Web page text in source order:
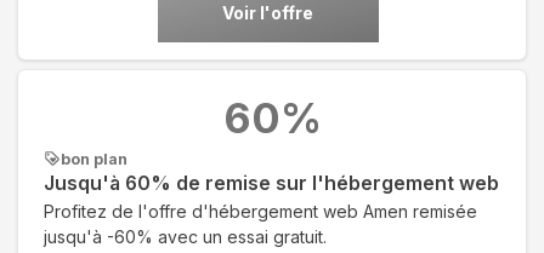
Voir l'offre
bon plan
Jusqu'à 60% de remise sur l'hébergement web
Profitez de l'offre d'hébergement web Amen remisée
jusqu'à -60% avec un essai gratuit.
60%